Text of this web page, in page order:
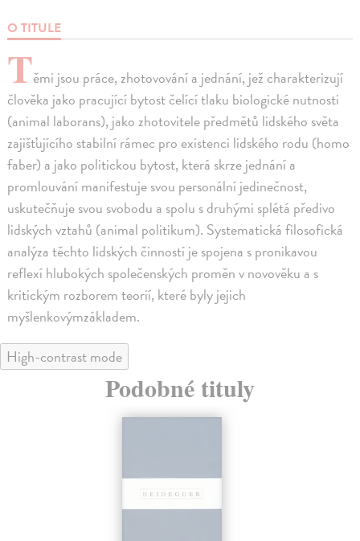
O TITULE
Těmi jsou práce, zhotovování a jednání, jež charakterizují
člověka jako pracující bytost čelící tlaku biologické nutnosti
(animal laborans), jako zhotovitele předmětů lidského světa
zajišťujícího stabilní rámec pro existenci lidského rodu (homo
faber) a jako politickou bytost, která skrze jednání a
promlouvání manifestuje svou personální jedinečnost,
uskutečňuje svou svobodu a spolu s druhými splétá předivo
lidských vztahů (animal politikum). Systematická filosofická
analýza těchto lidských činností je spojena s pronikavou
reflexí hlubokých společenských proměn v novověku a s
kritickým rozborem teorií, které byly jejich
myšlenkovýmzákladem.
High-contrast mode
Podobné tituly